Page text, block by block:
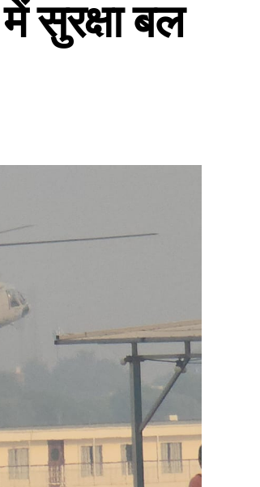
सुरक्षा बल